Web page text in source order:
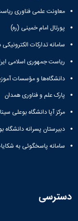
معاونت علمی فناوری
پورتال امام خمینی (ره)
سامانه تدارکات
ریاست جمهوری اسلامی
دانشگاه‌ها و مؤسسات
پارک علم و فناوری همدان
مرکز آپا دانشگاه بوعلی سینا
دبیرستان پسرانه دانشگاه
سامانه پاسخگوئی به
دسترسی